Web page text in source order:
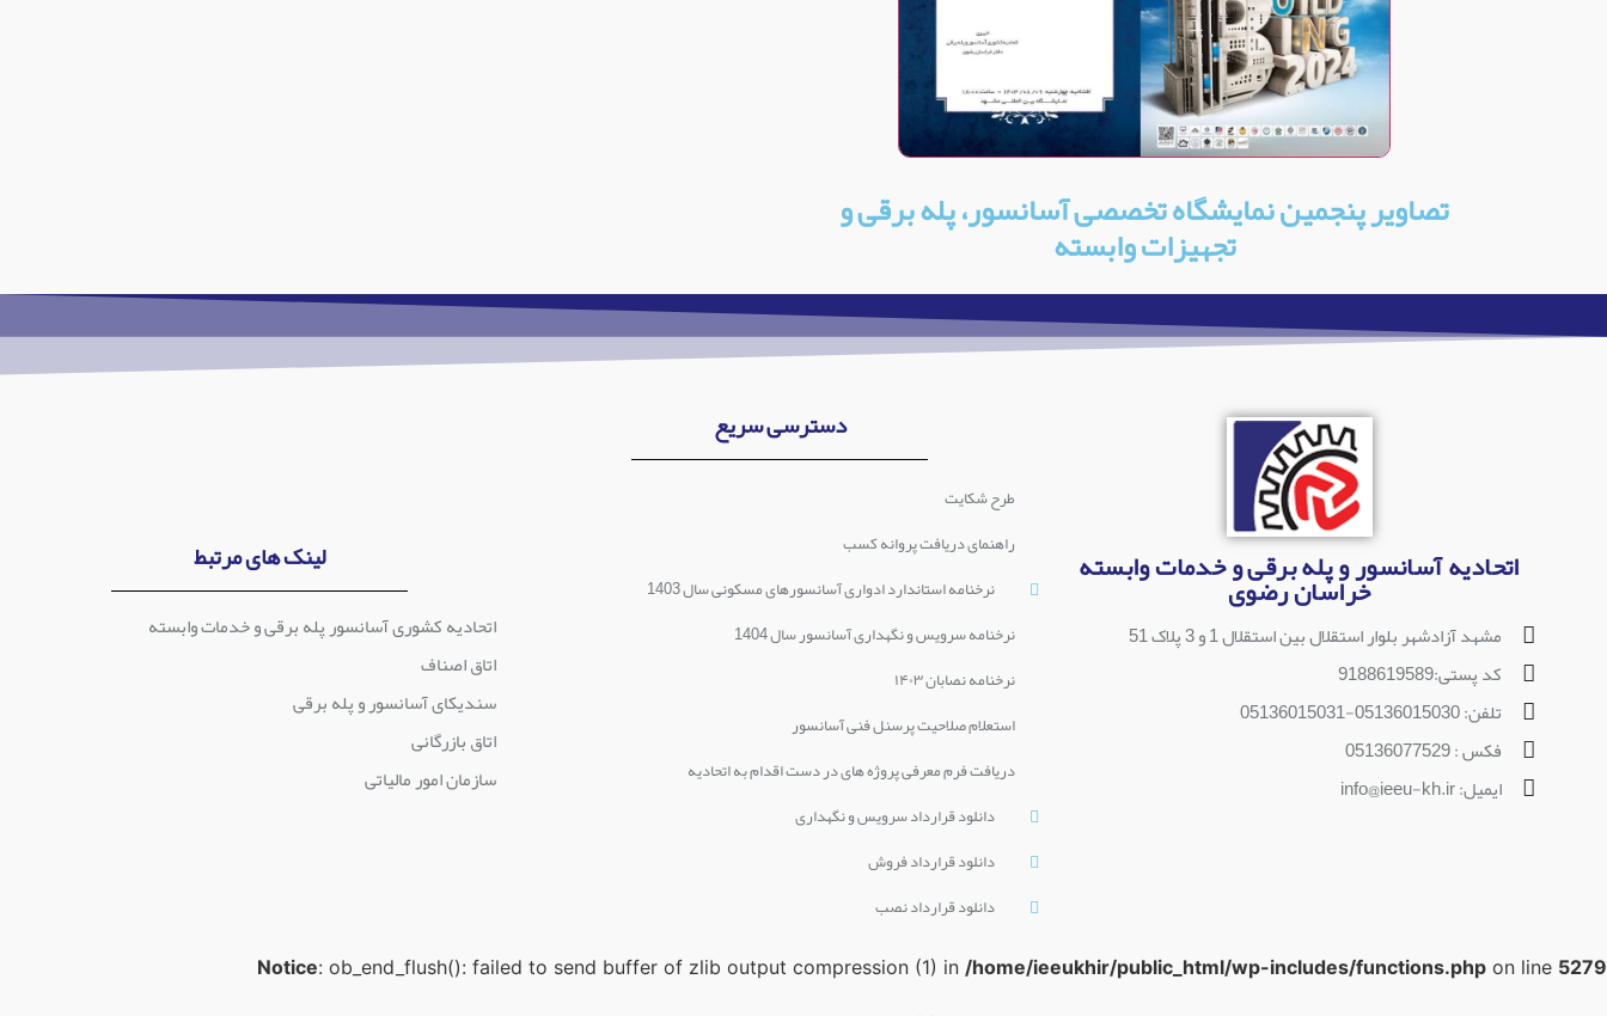
تصاویر پنجمین نمایشگاه تخصصی آسانسور، پله برقی و
تجهیزات وابسته
اتحادیه آسانسور و پله برقی و خدمات وابسته
خراسان رضوی
مشهد آزادشهر بلوار استقلال بین استقلال 1 و 3 پلاک 51
کد پستی:9188619589
تلفن: 05136015030-05136015031
فکس : 05136077529
ایمیل: info@ieeu-kh.ir
دسترسی سریع
طرح شکایت
راهنمای دریافت پروانه کسب
نرخنامه استاندارد ادواری آسانسورهای مسکونی سال 1403
نرخنامه سرویس و نگهداری آسانسور سال 1404
نرخنامه نصابان ۱۴۰۳
استعلام صلاحیت پرسنل فنی آسانسور
دریافت فرم معرفی پروژه های در دست اقدام به اتحادیه
دانلود قرارداد سرویس و نگهداری
دانلود قرارداد فروش
دانلود قرارداد نصب
لینک های مرتبط
اتحادیه کشوری آسانسور پله برقی و خدمات وابسته
اتاق اصناف
سندیکای آسانسور و پله برقی
اتاق بازرگانی
سازمان امور مالیاتی
Notice: ob_end_flush(): failed to send buffer of zlib output compression (1) in /home/ieeukhir/public_html/wp-includes/functions.php on line 5279